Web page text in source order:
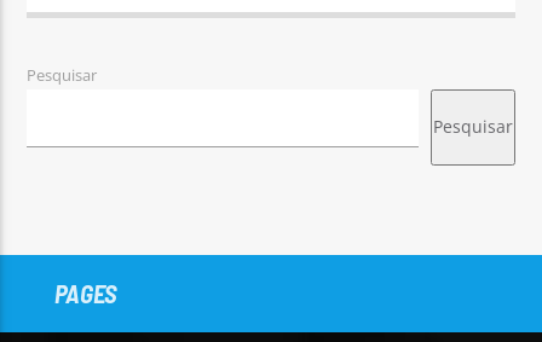
Pesquisar
Pesquisar
PAGES